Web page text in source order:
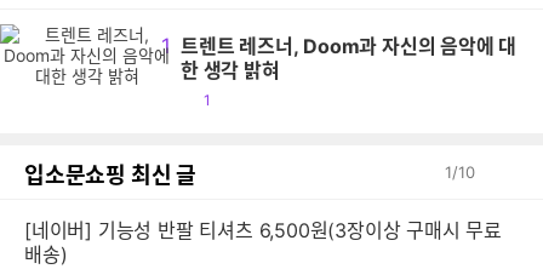
1 트렌트 레즈너, Doom과 자신의 음악에 대
한 생각 밝혀
공1
입소문쇼핑 최신 글 1/10
[네이버] 기능성 반팔 티셔츠 6,500원(3장이상 구매시 무료
배송)